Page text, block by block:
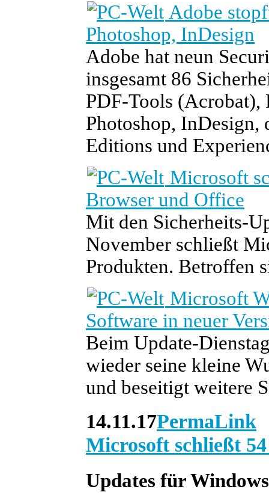
Adobe
Photoshop, InDesign
Adobe hat neun
insgesamt 86
PDF-Tools (Acrobat),
Photoshop,
Editions und
Microsoft
Browser und Office
Mit den Sicherheits-
November schließt
Produkten. Betroffen
Microsoft
Software in neuer
Beim Update-
wieder seine kleine
und beseitigt weitere
14.11.17PermaLink
Microsoft schließt
Updates für